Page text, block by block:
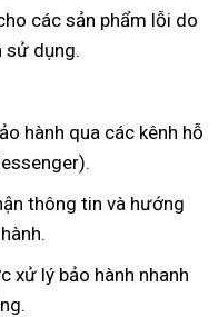
các sản phẩm lỗi do
sử dụng.
hành qua các kênh hỗ
thông tin và hướng
xử lý bảo hành nhanh